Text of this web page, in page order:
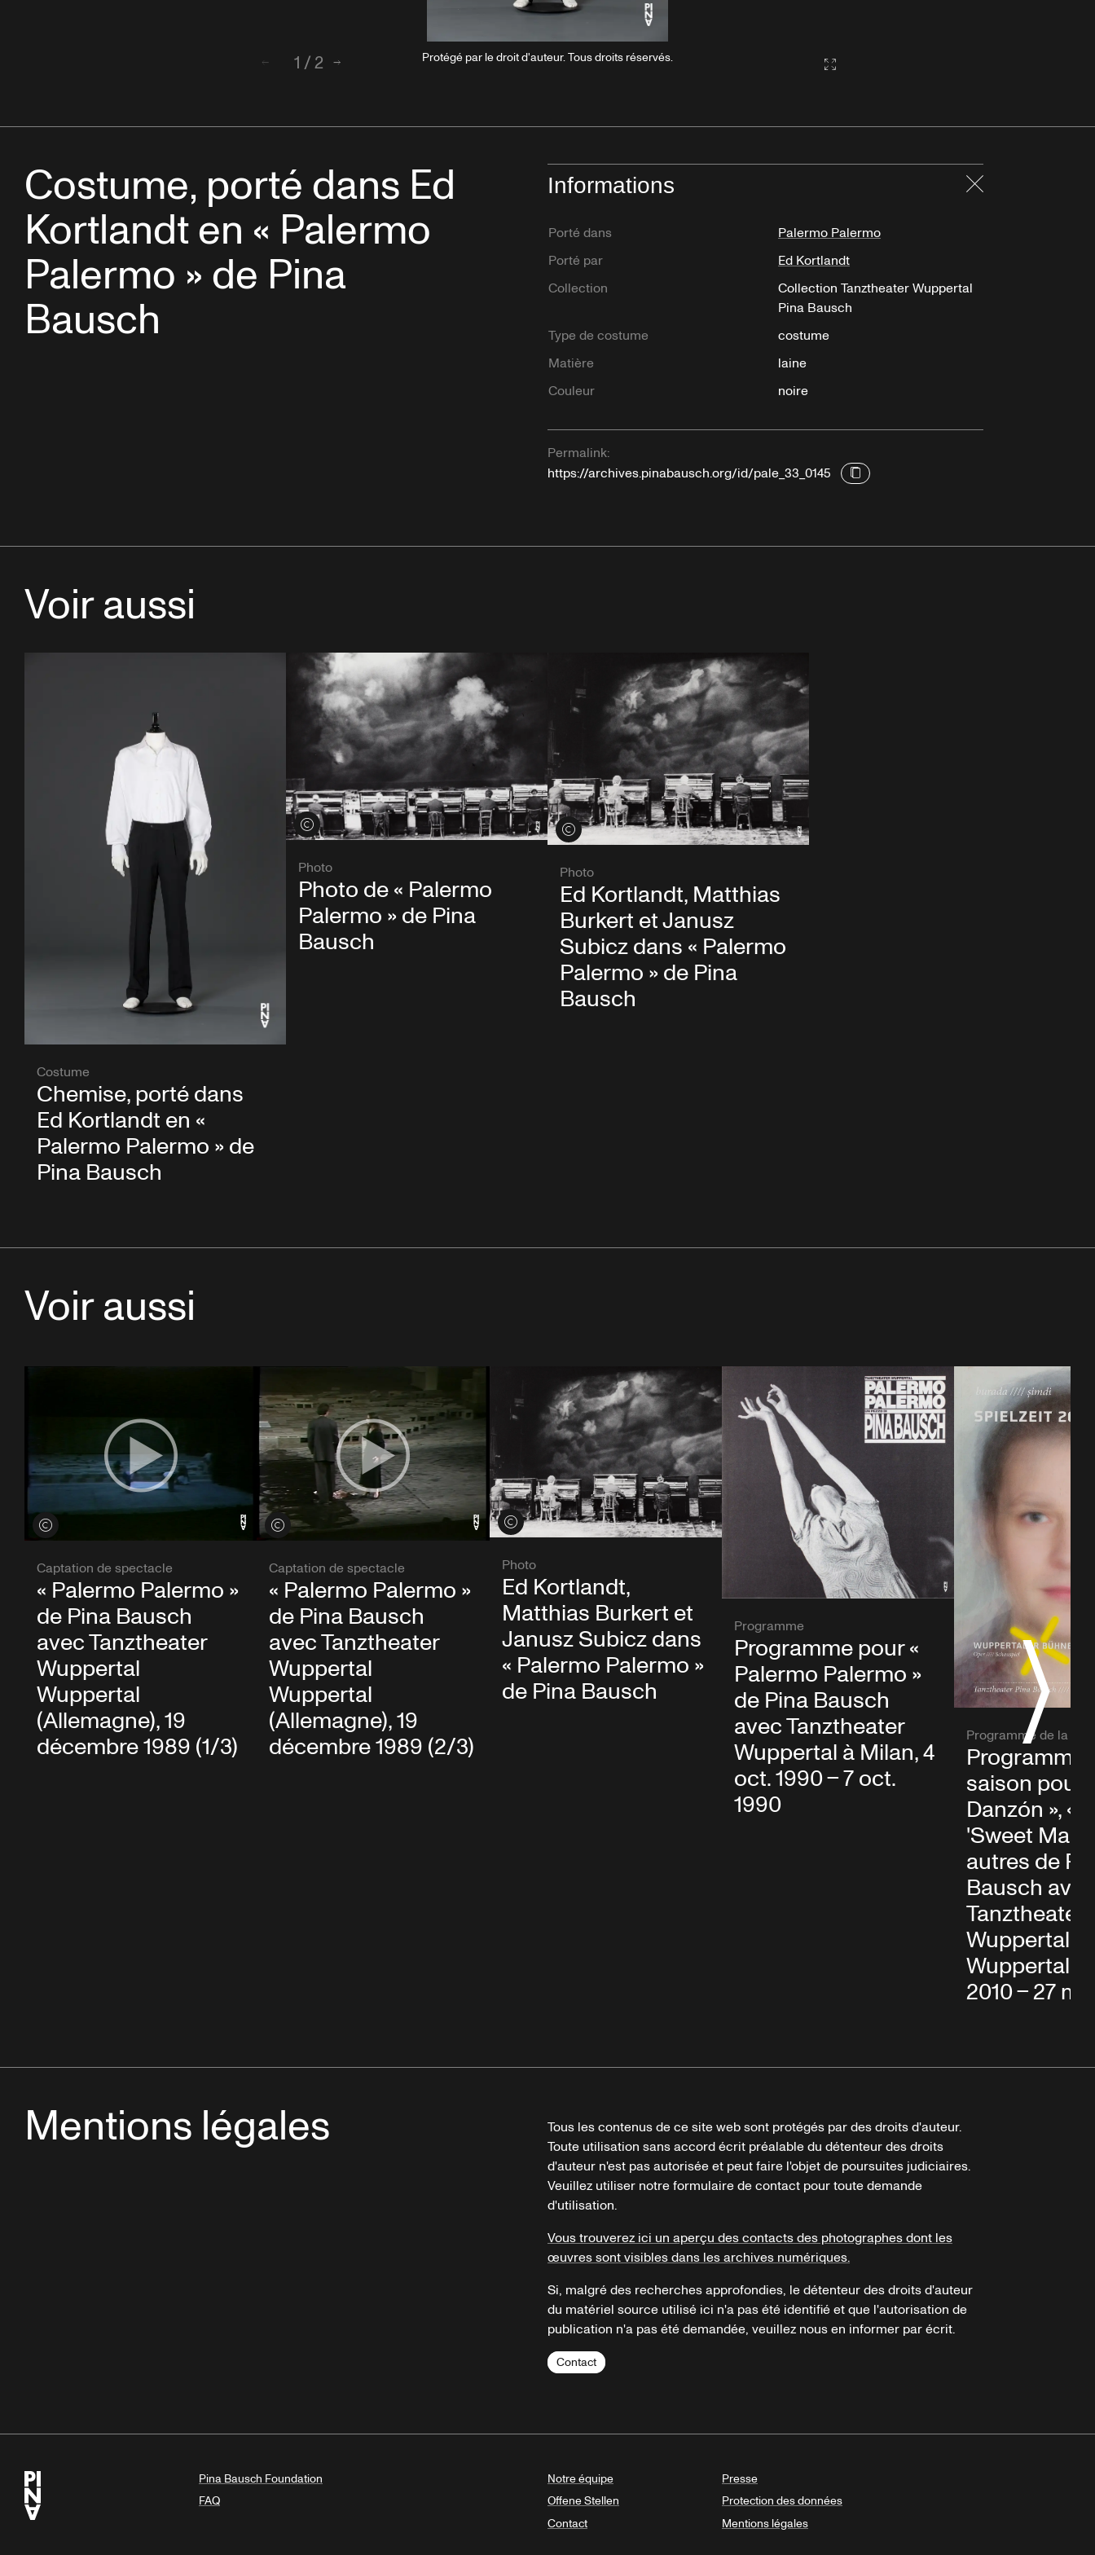
Retour1 /2 Protégé par le droit d'auteur. Tous droits réservés. Gallery2:fullscreen
Costume, porté dans Ed
Kortlandt en « Palermo
Palermo » de Pina
Bausch
Informations
Porté dans
Palermo Palermo
Porté par
Ed Kortlandt
Collection
Collection Tanztheater Wuppertal
Pina Bausch
Type de costume
costume
Matière
laine
Couleur
noire
Permalink:
https://archives.pinabausch.org/id/pale_33_0145
Voir aussi
Costume
Chemise, porté dans
Ed Kortlandt en «
Palermo Palermo » de
Pina Bausch
Voir les crédits
Photo
Photo de « Palermo
Palermo » de Pina
Bausch
Voir les crédits
Photo
Ed Kortlandt, Matthias
Burkert et Janusz
Subicz dans « Palermo
Palermo » de Pina
Bausch
Voir aussi
Voir les crédits
Captation de spectacle
« Palermo Palermo »
de Pina Bausch
avec Tanztheater
Wuppertal
Wuppertal
(Allemagne), 19
décembre 1989 (1/3)
Voir les crédits
Captation de spectacle
« Palermo Palermo »
de Pina Bausch
avec Tanztheater
Wuppertal
Wuppertal
(Allemagne), 19
décembre 1989 (2/3)
Voir les crédits
Photo
Ed Kortlandt,
Matthias Burkert et
Janusz Subicz dans
« Palermo Palermo »
de Pina Bausch
Programme
Programme pour «
Palermo Palermo »
de Pina Bausch
avec Tanztheater
Wuppertal à Milan, 4
oct. 1990 – 7 oct.
1990
Programme de la
Programme
saison pour
Danzón », «
'Sweet
autres de
Bausch
Tanztheater
Wuppertal à
Wuppertal,
2010 – 27
Mentions légales
Tous les contenus de ce site web sont protégés par des droits d'auteur.
Toute utilisation sans accord écrit préalable du détenteur des droits
d'auteur n'est pas autorisée et peut faire l'objet de poursuites judiciaires.
Veuillez utiliser notre formulaire de contact pour toute demande
d'utilisation.
Vous trouverez ici un aperçu des contacts des photographes dont les
œuvres sont visibles dans les archives numériques.
Si, malgré des recherches approfondies, le détenteur des droits d'auteur
du matériel source utilisé ici n'a pas été identifié et que l'autorisation de
publication n'a pas été demandée, veuillez nous en informer par écrit.
Contact
Pina Bausch Foundation
FAQ
Notre équipe
Offene Stellen
Contact
Presse
Protection des données
Mentions légales